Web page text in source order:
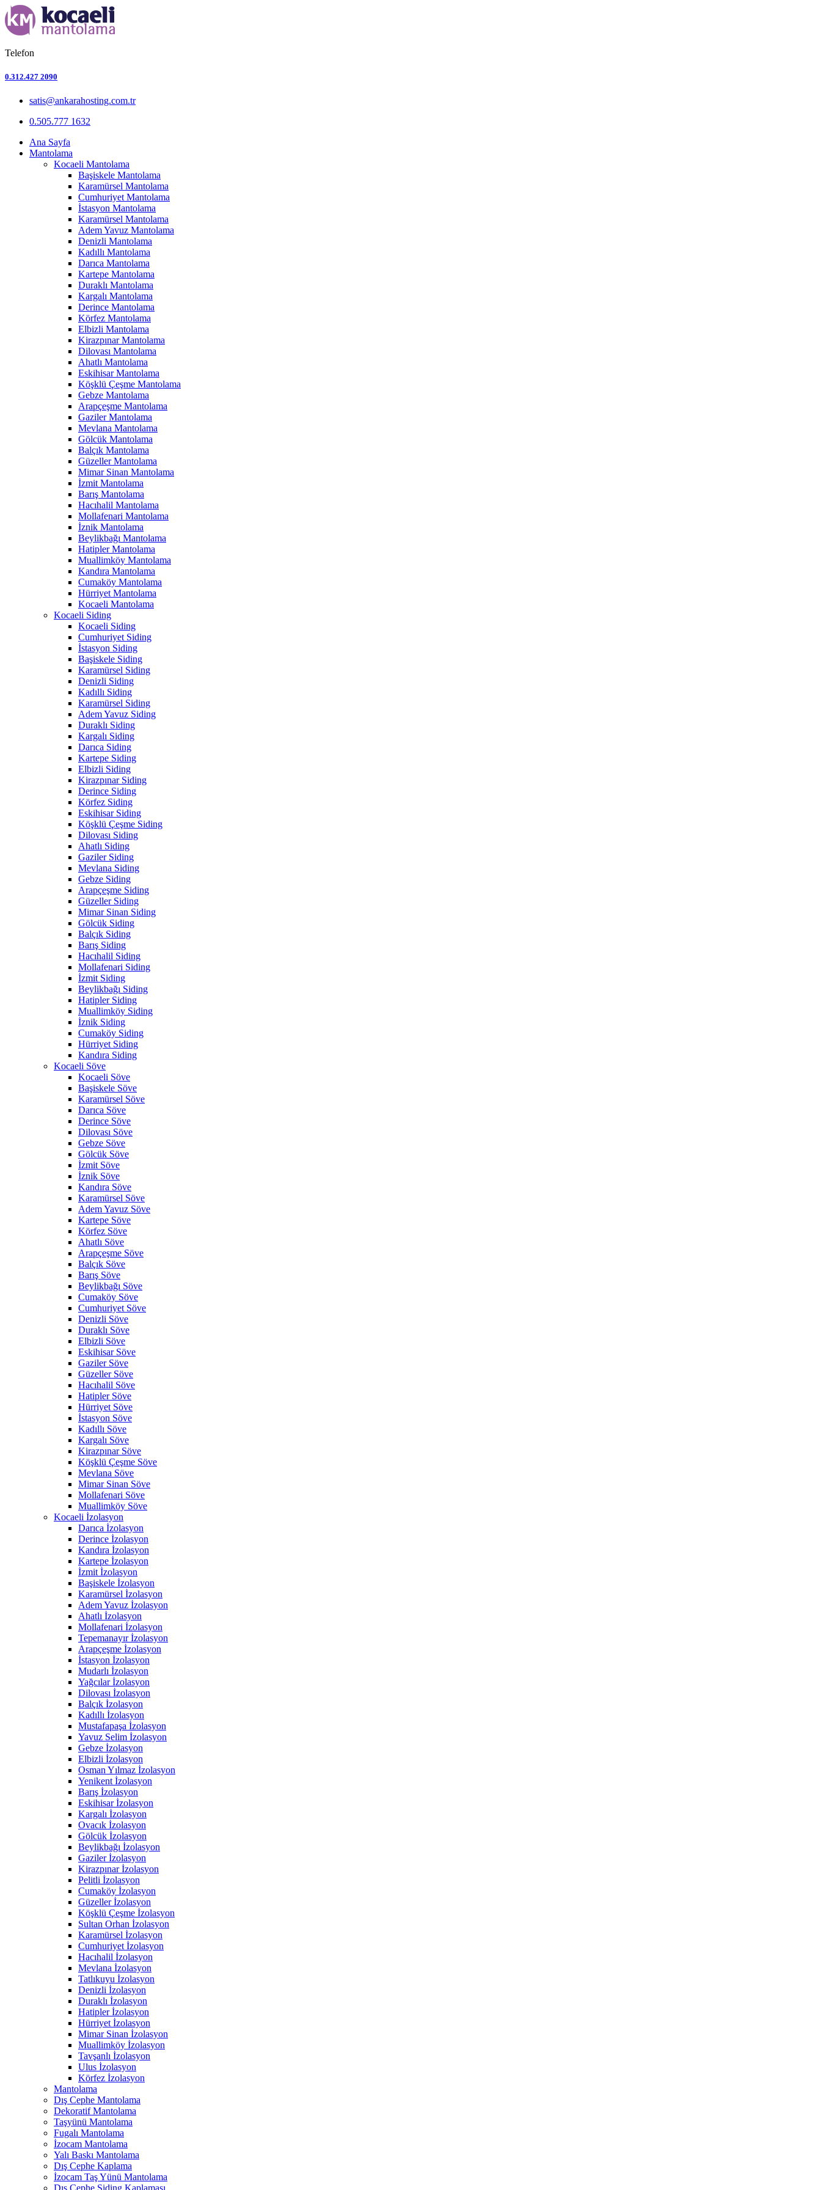
Telefon
0.312.427 2090
satis@ankarahosting.com.tr
0.505.777 1632
Ana Sayfa
Mantolama
Kocaeli Mantolama
Başiskele Mantolama
Karamürsel Mantolama
Cumhuriyet Mantolama
İstasyon Mantolama
Karamürsel Mantolama
Adem Yavuz Mantolama
Denizli Mantolama
Kadıllı Mantolama
Darıca Mantolama
Kartepe Mantolama
Duraklı Mantolama
Kargalı Mantolama
Derince Mantolama
Körfez Mantolama
Elbizli Mantolama
Kirazpınar Mantolama
Dilovası Mantolama
Ahatlı Mantolama
Eskihisar Mantolama
Köşklü Çeşme Mantolama
Gebze Mantolama
Arapçeşme Mantolama
Gaziler Mantolama
Mevlana Mantolama
Gölcük Mantolama
Balçık Mantolama
Güzeller Mantolama
Mimar Sinan Mantolama
İzmit Mantolama
Barış Mantolama
Hacıhalil Mantolama
Mollafenari Mantolama
İznik Mantolama
Beylikbağı Mantolama
Hatipler Mantolama
Muallimköy Mantolama
Kandıra Mantolama
Cumaköy Mantolama
Hürriyet Mantolama
Kocaeli Mantolama
Kocaeli Siding
Kocaeli Siding
Cumhuriyet Siding
İstasyon Siding
Başiskele Siding
Karamürsel Siding
Denizli Siding
Kadıllı Siding
Karamürsel Siding
Adem Yavuz Siding
Duraklı Siding
Kargalı Siding
Darıca Siding
Kartepe Siding
Elbizli Siding
Kirazpınar Siding
Derince Siding
Körfez Siding
Eskihisar Siding
Köşklü Çeşme Siding
Dilovası Siding
Ahatlı Siding
Gaziler Siding
Mevlana Siding
Gebze Siding
Arapçeşme Siding
Güzeller Siding
Mimar Sinan Siding
Gölcük Siding
Balçık Siding
Barış Siding
Hacıhalil Siding
Mollafenari Siding
İzmit Siding
Beylikbağı Siding
Hatipler Siding
Muallimköy Siding
İznik Siding
Cumaköy Siding
Hürriyet Siding
Kandıra Siding
Kocaeli Söve
Kocaeli Söve
Başiskele Söve
Karamürsel Söve
Darıca Söve
Derince Söve
Dilovası Söve
Gebze Söve
Gölcük Söve
İzmit Söve
İznik Söve
Kandıra Söve
Karamürsel Söve
Adem Yavuz Söve
Kartepe Söve
Körfez Söve
Ahatlı Söve
Arapçeşme Söve
Balçık Söve
Barış Söve
Beylikbağı Söve
Cumaköy Söve
Cumhuriyet Söve
Denizli Söve
Duraklı Söve
Elbizli Söve
Eskihisar Söve
Gaziler Söve
Güzeller Söve
Hacıhalil Söve
Hatipler Söve
Hürriyet Söve
İstasyon Söve
Kadıllı Söve
Kargalı Söve
Kirazpınar Söve
Köşklü Çeşme Söve
Mevlana Söve
Mimar Sinan Söve
Mollafenari Söve
Muallimköy Söve
Kocaeli İzolasyon
Darıca İzolasyon
Derince İzolasyon
Kandıra İzolasyon
Kartepe İzolasyon
İzmit İzolasyon
Başiskele İzolasyon
Karamürsel İzolasyon
Adem Yavuz İzolasyon
Ahatlı İzolasyon
Mollafenari İzolasyon
Tepemanayır İzolasyon
Arapçeşme İzolasyon
İstasyon İzolasyon
Mudarlı İzolasyon
Yağcılar İzolasyon
Dilovası İzolasyon
Balçık İzolasyon
Kadıllı İzolasyon
Mustafapaşa İzolasyon
Yavuz Selim İzolasyon
Gebze İzolasyon
Elbizli İzolasyon
Osman Yılmaz İzolasyon
Yenikent İzolasyon
Barış İzolasyon
Eskihisar İzolasyon
Kargalı İzolasyon
Ovacık İzolasyon
Gölcük İzolasyon
Beylikbağı İzolasyon
Gaziler İzolasyon
Kirazpınar İzolasyon
Pelitli İzolasyon
Cumaköy İzolasyon
Güzeller İzolasyon
Köşklü Çeşme İzolasyon
Sultan Orhan İzolasyon
Karamürsel İzolasyon
Cumhuriyet İzolasyon
Hacıhalil İzolasyon
Mevlana İzolasyon
Tatlıkuyu İzolasyon
Denizli İzolasyon
Duraklı İzolasyon
Hatipler İzolasyon
Hürriyet İzolasyon
Mimar Sinan İzolasyon
Muallimköy İzolasyon
Tavşanlı İzolasyon
Ulus İzolasyon
Körfez İzolasyon
Mantolama
Dış Cephe Mantolama
Dekoratif Mantolama
Taşyünü Mantolama
Fugalı Mantolama
İzocam Mantolama
Yalı Baskı Mantolama
Dış Cephe Kaplama
İzocam Taş Yünü Mantolama